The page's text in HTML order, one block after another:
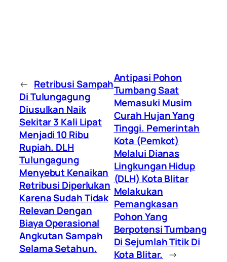
← Retribusi Sampah
Di Tulungagung
Diusulkan Naik
Sekitar 3 Kali Lipat
Menjadi 10 Ribu
Rupiah. DLH
Tulungagung
Menyebut Kenaikan
Retribusi Diperlukan
Karena Sudah Tidak
Relevan Dengan
Biaya Operasional
Angkutan Sampah
Selama Setahun.
Antipasi Pohon
Tumbang Saat
Memasuki Musim
Curah Hujan Yang
Tinggi. Pemerintah
Kota (Pemkot)
Melalui Dianas
Lingkungan Hidup
(DLH) Kota Blitar
Melakukan
Pemangkasan
Pohon Yang
Berpotensi Tumbang
Di Sejumlah Titik Di
Kota Blitar. →